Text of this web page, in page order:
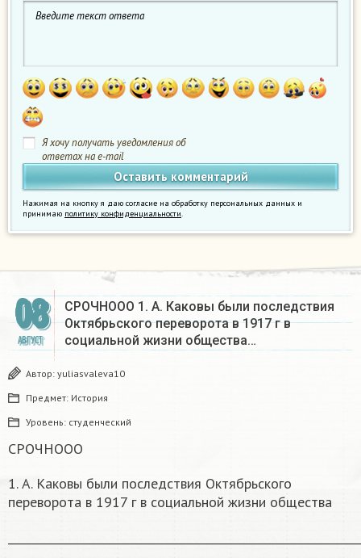
Я хочу получать уведомления об
ответах на e-mail
Нажимая на кнопку я даю согласие на обработку персональных данных и
принимаю политику конфиденциальности.
08
АВГУСТ
СРОЧНООО 1. А. Каковы были последствия
Октябрьского переворота в 1917 г в
социальной жизни общества…
Автор: yuliasvaleva10
Предмет: История
Уровень: студенческий
СРОЧНООО
1. А. Каковы были последствия Октябрьского
переворота в 1917 г в социальной жизни общества